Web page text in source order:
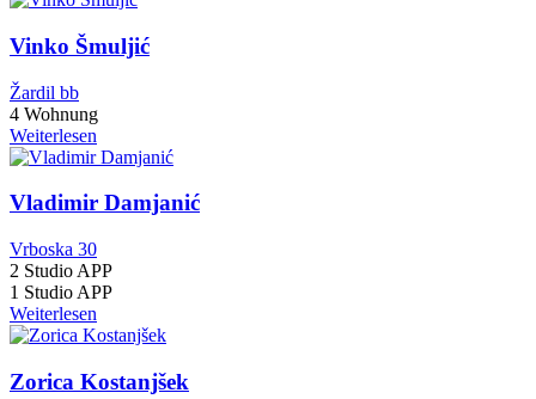
Vinko Šmuljić
Žardil bb
4 Wohnung
Weiterlesen
Vladimir Damjanić
Vrboska 30
2 Studio APP
1 Studio APP
Weiterlesen
Zorica Kostanjšek